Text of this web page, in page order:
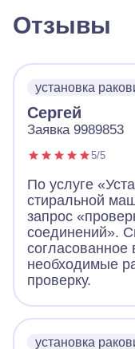
Отзывы
установка
Сергей
Заявка 9989853
5/5
По услуге
стиральной
запрос
соединений».
необходимые
проверку.
установка